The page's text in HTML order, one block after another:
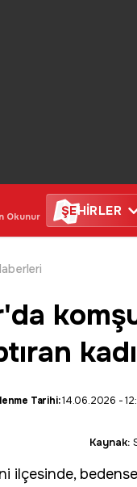
Okunur
ŞEHİRLER
Tarihi:14.06.2026 -
Kaynak:
ilçesinde,